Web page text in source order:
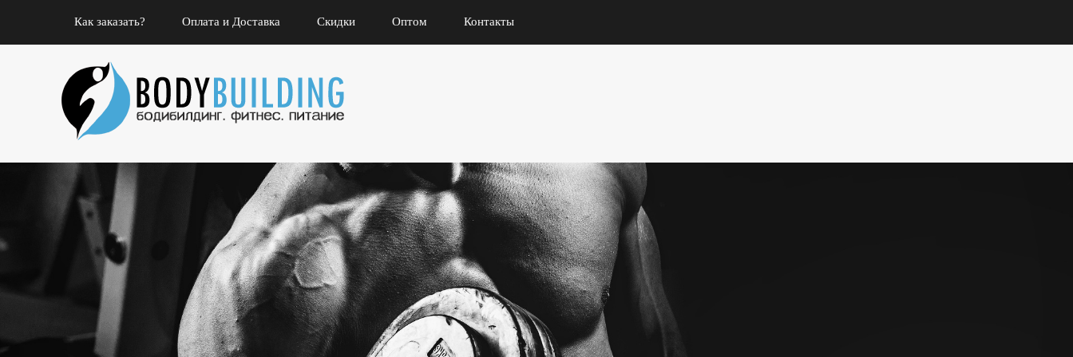
Как заказать? Оплата и Доставка Скидки Оптом Контакты